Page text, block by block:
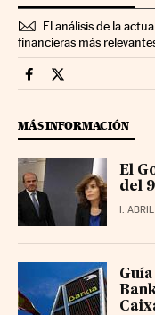
El análisis de la
financieras más
MercadosMercados
MÁS INFORMACIÓN
El
del
I. ABRIL